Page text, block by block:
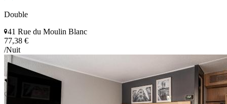
Double
41 Rue du Moulin Blanc
77,38 €
/Nuit